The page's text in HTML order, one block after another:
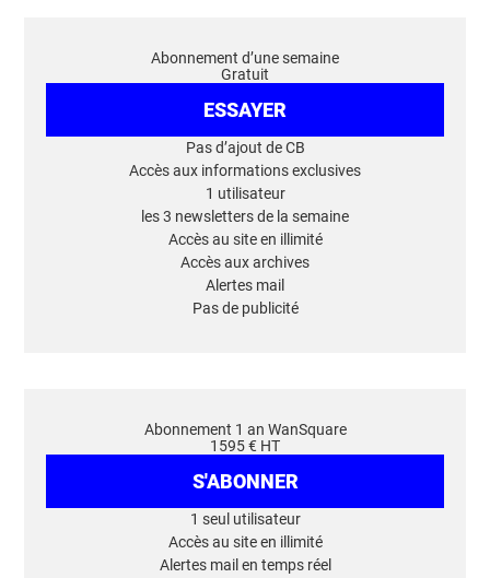
Abonnement d’une semaine
Gratuit
ESSAYER
Pas d’ajout de CB
Accès aux informations exclusives
1 utilisateur
les 3 newsletters de la semaine
Accès au site en illimité
Accès aux archives
Alertes mail
Pas de publicité
Abonnement 1 an WanSquare
1595 € HT
S'ABONNER
1 seul utilisateur
Accès au site en illimité
Alertes mail en temps réel